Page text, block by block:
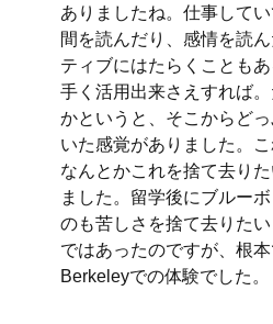
ありましたね。仕事して
間を読んだり、感情を読
ティブにはたらくことも
手く活用出来さえすれば
かというと、そこからど
いた感覚がありました。
なんとかこれを捨て去り
ました。留学後にブルー
のも苦しさを捨て去りた
ではあったのですが、根
Berkeleyでの体験でした。